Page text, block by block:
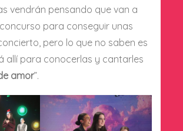
vendrán pensando que van a
para conseguir unas
pero lo que no saben es
allí para conocerlas y cantarles
amor”.